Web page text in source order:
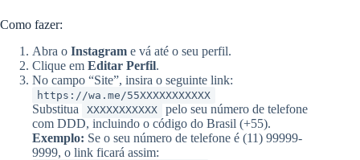
Como fazer:
Abra o Instagram e vá até o seu perfil.
Clique em Editar Perfil.
No campo “Site”, insira o seguinte link:
https://wa.me/55XXXXXXXXXXX
Substitua XXXXXXXXXXX
pelo seu número de telefone
com DDD, incluindo o código do Brasil (+55).
Exemplo: Se o seu número de telefone é (11) 99999-
9999, o link ficará assim: